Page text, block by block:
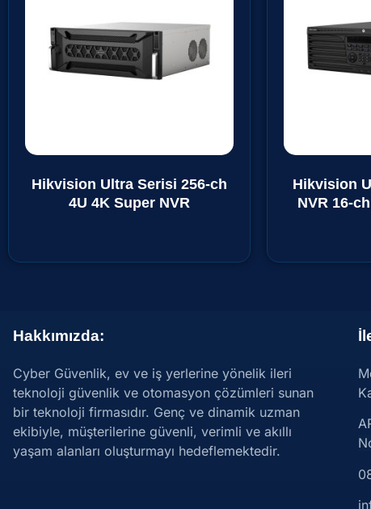
Hikvision Ultra Serisi 256-ch
4U 4K Super NVR
Hikvision
NVR 16-
Hakkımızda:
Cyber Güvenlik, ev ve iş yerlerine yönelik ileri
teknoloji güvenlik ve otomasyon çözümleri sunan
bir teknoloji firmasıdır. Genç ve dinamik uzman
ekibiyle, müşterilerine güvenli, verimli ve akıllı
yaşam alanları oluşturmayı hedeflemektedir.